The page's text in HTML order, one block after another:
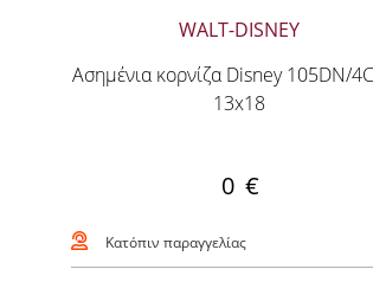
WALT-DISNEY
Ασημένια κορνίζα Disney 105DN/
13x18
0 €
Κατόπιν παραγγελίας